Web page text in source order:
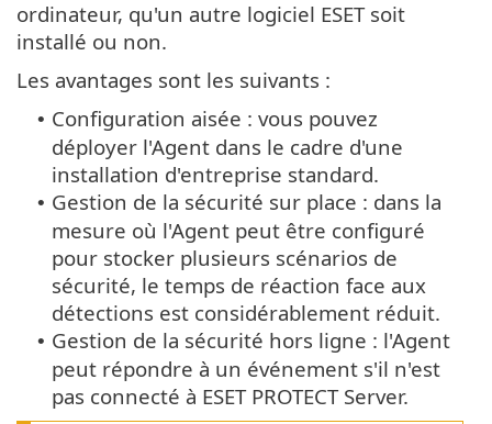
ordinateur, qu'un autre logiciel ESET soit
installé ou non.
Les avantages sont les suivants :
• Configuration aisée : vous pouvez
déployer l'Agent dans le cadre d'une
installation d'entreprise standard.
• Gestion de la sécurité sur place : dans la
mesure où l'Agent peut être configuré
pour stocker plusieurs scénarios de
sécurité, le temps de réaction face aux
détections est considérablement réduit.
• Gestion de la sécurité hors ligne : l'Agent
peut répondre à un événement s'il n'est
pas connecté à ESET PROTECT Server.